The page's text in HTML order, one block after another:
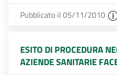
Pubblicato il 05/11/2010
ESITO DI PROCEDURA
AZIENDE SANITARIE